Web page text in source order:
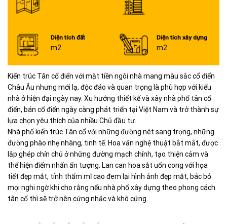
Diện tích đất
m2
Diện tích xây dựng
m2
Kiến trúc Tân cổ điển với mặt tiền ngôi nhà mang màu sắc cổ điển
Châu Âu nhưng mới lạ, độc đáo và quan trọng là phù hợp với kiểu
nhà ở hiện đại ngày nay. Xu hướng thiết kế và xây nhà phố tân cổ
điển, bán cổ điển ngày càng phát triển tại Việt Nam và trở thành sự
lựa chọn yêu thích của nhiều Chủ đầu tư.
Nhà phố kiến trúc Tân cổ với những đường nét sang trọng, những
đường phào nhẹ nhàng, tinh tế. Hoa văn nghệ thuật bắt mắt, được
lắp ghép chỉn chủ ở những đường mạch chính, tạo thiện cảm và
thể hiện điểm nhấn ấn tượng. Lan can hoa sắt uốn cong với họa
tiết đẹp mắt, tính thẩm mĩ cao đem lại hình ảnh đẹp mắt, bác bỏ
mọi nghi ngờ khi cho rằng nếu nhà phố xây dựng theo phong cách
tân cổ thì sẽ trở nên cứng nhắc và khô cứng.